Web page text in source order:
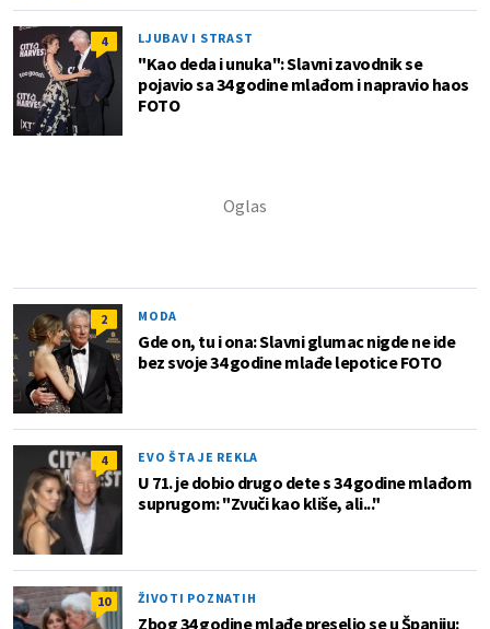
4 LJUBAV I STRAST
"Kao deda i unuka": Slavni zavodnik se
pojavio sa 34 godine mlađom i napravio haos
FOTO
2 MODA
Gde on, tu i ona: Slavni glumac nigde ne ide
bez svoje 34 godine mlađe lepotice FOTO
4 EVO ŠTA JE REKLA
U 71. je dobio drugo dete s 34 godine mlađom
suprugom: "Zvuči kao kliše, ali..."
10 ŽIVOTI POZNATIH
Zbog 34 godine mlađe preselio se u Španiju: